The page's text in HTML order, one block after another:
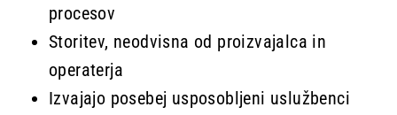
procesov
Storitev, neodvisna od proizvajalca in
operaterja
Izvajajo posebej usposobljeni uslužbenci